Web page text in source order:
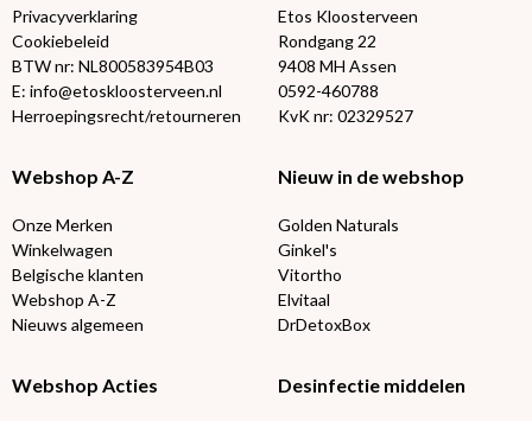
Privacyverklaring
Cookiebeleid
BTW nr: NL800583954B03
E: info@etoskloosterveen.nl
Herroepingsrecht/retourneren
Etos Kloosterveen
Rondgang 22
9408 MH Assen
0592-460788
KvK nr: 02329527
Webshop A-Z
Onze Merken
Winkelwagen
Belgische klanten
Webshop A-Z
Nieuws algemeen
Nieuw in de webshop
Golden Naturals
Ginkel's
Vitortho
Elvitaal
DrDetoxBox
Webshop Acties Desinfectie middelen